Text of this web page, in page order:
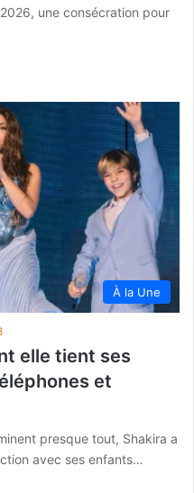
une consécration pour
À la Une
elle tient ses
et
presque tout, Shakira a
avec ses enfants…